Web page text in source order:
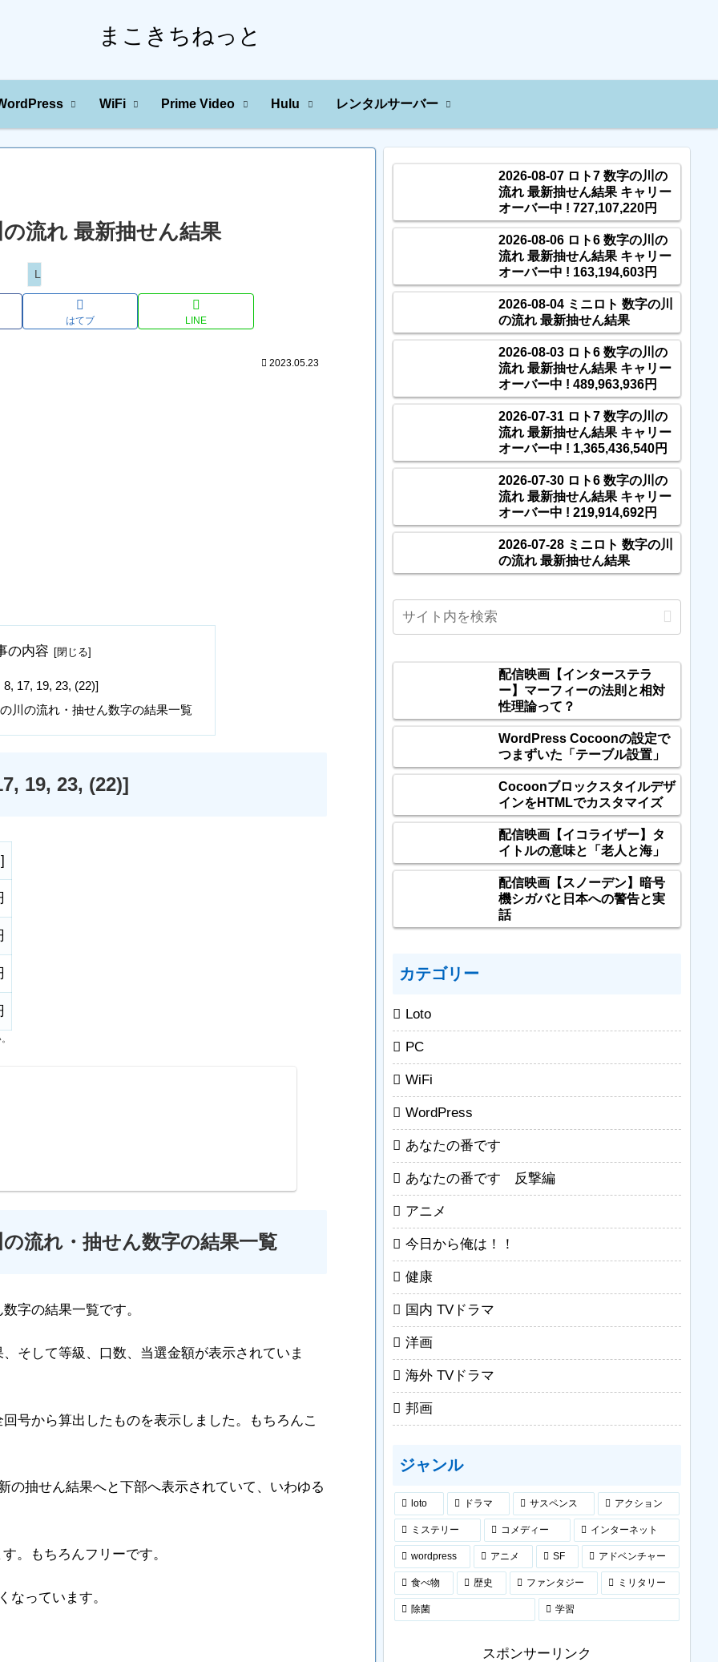
まこきちねっと
WiFi Prime Video Hulu レンタルサーバー
流れ 最新抽せん結果
Loto
はてブ LINE
2023.05.23
の内容
17, 19, 23, (22)]
川の流れ・抽せん数字の結果一覧
19, 23, (22)]
]
流れ・抽せん数字の結果一覧
字の結果一覧です。
そして等級、口数、当選金額が表示されていま
号から算出したものを表示しました。もちろんこ
の抽せん結果へと下部へ表示されていて、いわゆる
。もちろんフリーです。
なっています。
2026-08-07 ロト7 数字の川の
流れ 最新抽せん結果 キャリー
オーバー中 ! 727,107,220円
2026-08-06 ロト6 数字の川の
流れ 最新抽せん結果 キャリー
オーバー中 ! 163,194,603円
2026-08-04 ミニロト 数字の川
の流れ 最新抽せん結果
2026-08-03 ロト6 数字の川の
流れ 最新抽せん結果 キャリー
オーバー中 ! 489,963,936円
2026-07-31 ロト7 数字の川の
流れ 最新抽せん結果 キャリー
オーバー中 ! 1,365,436,540円
2026-07-30 ロト6 数字の川の
流れ 最新抽せん結果 キャリー
オーバー中 ! 219,914,692円
2026-07-28 ミニロト 数字の川
の流れ 最新抽せん結果
配信映画【インターステラ
ー】マーフィーの法則と相対
性理論って？
WordPress Cocoonの設定で
つまずいた「テーブル設置」
Cocoonブロックスタイルデザ
インをHTMLでカスタマイズ
配信映画【イコライザー】タ
イトルの意味と「老人と海」
配信映画【スノーデン】暗号
機シガバと日本への警告と実
話
カテゴリー
Loto
PC
WiFi
WordPress
あなたの番です
あなたの番です 反撃編
アニメ
今日から俺は！！
健康
国内 TVドラマ
洋画
海外 TVドラマ
邦画
ジャンル
loto ドラマ サスペンス アクション
ミステリー コメディー インターネット
wordpress アニメ SF アドベンチャー
食べ物 歴史 ファンタジー ミリタリー
除菌 学習
スポンサーリンク